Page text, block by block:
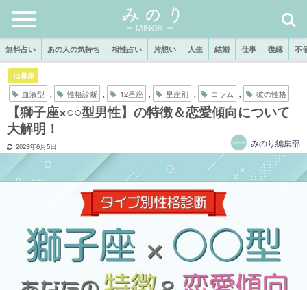
無料占い あの人の気持ち 相性占い 片想い 人生 結婚 仕事 復縁 不
12星座
血液型 , 性格診断 , 12星座 , 星座別 , コラム , 彼の性格
【獅子座×○○型男性】の特徴＆恋愛傾向について
大解明！
2023年6月5日 みのり編集部